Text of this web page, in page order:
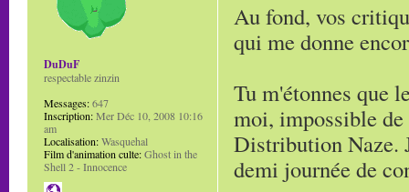
Au fond, vos
qui me donne
Tu m'étonnes que
moi, impossible de
Distribution Naze.
demi journée de
DuDuF
respectable zinzin
Messages:647
Inscription:Mer Déc 10, 2008 10:16
am
Localisation:Wasquehal
Film d'animation culte:Ghost in the
Shell 2 - Innocence